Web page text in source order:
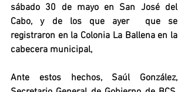
sábado 30 de mayo en San José del
Cabo, y de los que ayer  que se
registraron en la Colonia La Ballena en la
cabecera municipal,
Ante estos hechos, Saúl González,